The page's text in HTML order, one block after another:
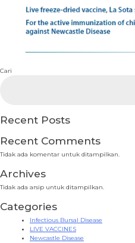
Cari
Recent Posts
Recent Comments
Tidak ada komentar untuk ditampilkan.
Archives
Tidak ada arsip untuk ditampilkan.
Categories
Infectious Bursal Disease
LIVE VACCINES
Newcastle Disease